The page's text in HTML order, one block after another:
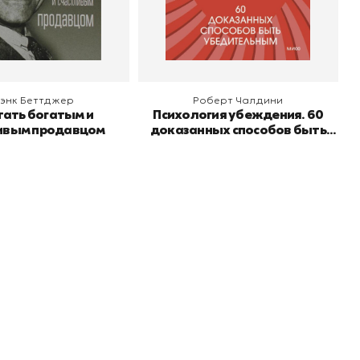
Беттджер
богатым и
продавцом
В корзину
Роберт Чалдини
Психология убеждения. 60
доказанных способов быть